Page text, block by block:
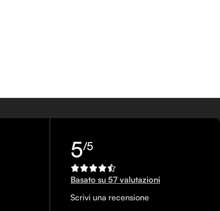
5/5
Basato su 57 valutazioni
Scrivi una recensione